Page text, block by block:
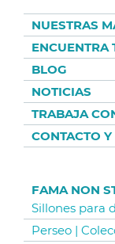
NUESTRAS
ENCUENTRA
BLOG
NOTICIAS
TRABAJA
CONTACTO
FAMA NON
Sillones para
Perseo |